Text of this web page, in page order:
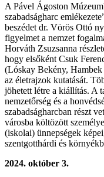
A Pável Ágoston
szabadságharc
beszédet dr. Vörös Ottó
figyelmet a nemzet
Horváth Zsuzsanna
hogy elsőként Csuk
(Lóskay Bekény,
az életrajzok kutatását.
jöhetett létre a kiállítás. A
nemzetőrség és a
szabadságharcban részt
városba költözött
(iskolai) ünnepségek
szentgotthárdi és
2024. október 3.